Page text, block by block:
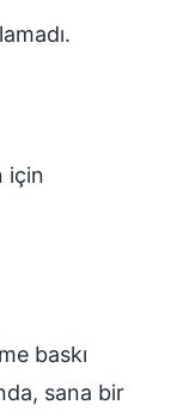
için
baskı
sana bir